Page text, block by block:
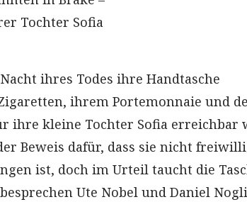
Tochter Sofia
ihres Todes ihre Handtasche
ihrem Portemonnaie und
ihre kleine Tochter Sofia erreichbar
Beweis dafür, dass sie nicht
ist, doch im Urteil taucht die
Ute Nobel und Daniel